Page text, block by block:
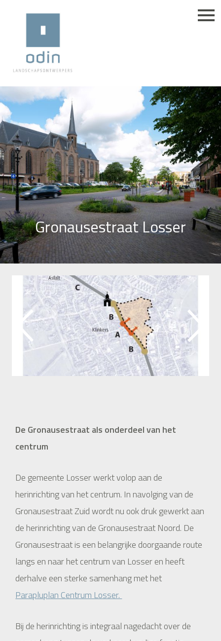
Gronausestraat Losser
De Gronausestraat als onderdeel van het
centrum
De gemeente Losser werkt volop aan de
herinrichting van het centrum. In navolging van de
Gronausestraat Zuid wordt nu ook druk gewerkt aan
de herinrichting van de Gronausestraat Noord. De
Gronausestraat is een belangrijke doorgaande route
langs en naar het centrum van Losser en heeft
derhalve een sterke samenhang met het
Parapluplan Centrum Losser.
Bij de herinrichting is integraal nagedacht over de